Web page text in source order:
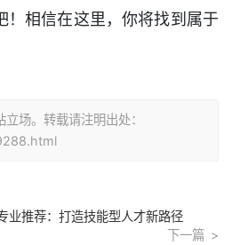
！相信在这里，你将找到属于
场。转载请注明出处：
业推荐：打造技能型人才新路径
下一篇